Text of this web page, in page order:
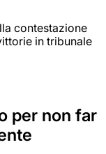
contestazione
in tribunale
per non far